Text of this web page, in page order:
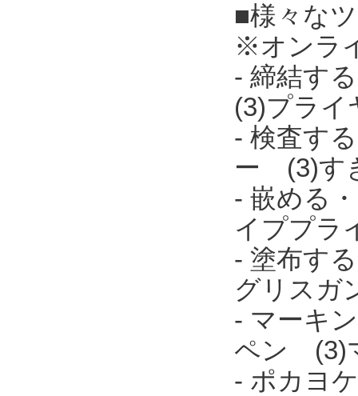
■様々な
※オンラ
- 締結す
(3)プライ
- 検査す
ー (3)す
- 嵌める
イププラ
- 塗布す
グリスガ
- マーキ
ペン (3)
- ポカヨ